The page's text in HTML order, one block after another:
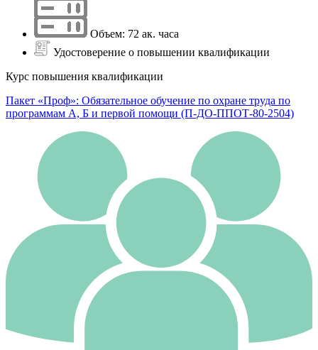
Объем: 72 ак. часа
Удостоверение о повышении квалификации
Курс повышения квалификации
Пакет «Проф»: Обязательное обучение по охране труда по
программам А, Б и первой помощи (П-ДО-ППОТ-80-2504)